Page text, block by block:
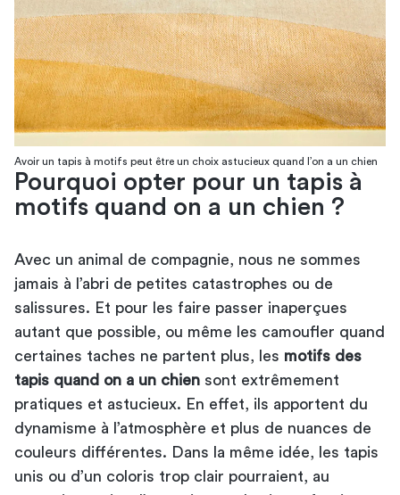
Avoir un tapis à motifs peut être un choix astucieux quand l’on a un chien
Pourquoi opter pour un tapis à
motifs quand on a un chien ?
Avec un animal de compagnie, nous ne sommes
jamais à l’abri de petites catastrophes ou de
salissures. Et pour les faire passer inaperçues
autant que possible, ou même les camoufler quand
certaines taches ne partent plus, les motifs des
tapis quand on a un chien sont extrêmement
pratiques et astucieux. En effet, ils apportent du
dynamisme à l’atmosphère et plus de nuances de
couleurs différentes. Dans la même idée, les tapis
unis ou d’un coloris trop clair pourraient, au